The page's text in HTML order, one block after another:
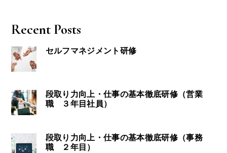
Recent Posts
セルフマネジメント研修
段取り力向上・仕事の基本徹底研修（営業
職 ３年目社員）
段取り力向上・仕事の基本徹底研修（事務
職 ２年目）